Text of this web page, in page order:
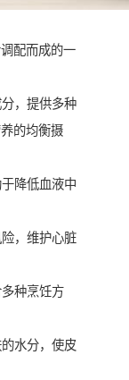
配而成的一
，提供多种
的均衡摄
降低血液中
，维护心脏
种烹饪方
水分，使皮